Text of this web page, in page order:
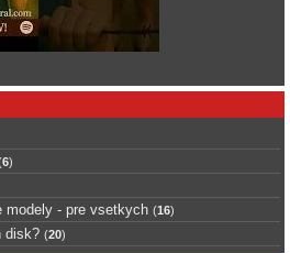
6)
modely - pre vsetkych (16)
disk? (20)